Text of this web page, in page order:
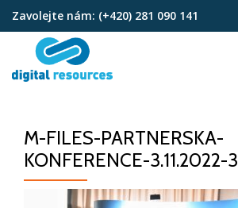
Přeskočit
obsah
Zavolejte nám: (+420) 281 090 141
M-FILES-PARTNERSKA-
KONFERENCE-3.11.2022-3